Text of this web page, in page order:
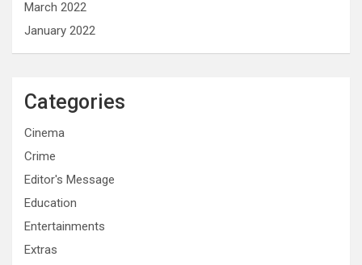
March 2022
January 2022
Categories
Cinema
Crime
Editor's Message
Education
Entertainments
Extras